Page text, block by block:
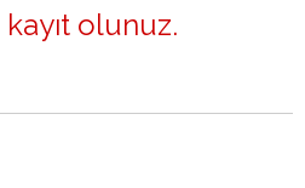
kayıt olunuz.